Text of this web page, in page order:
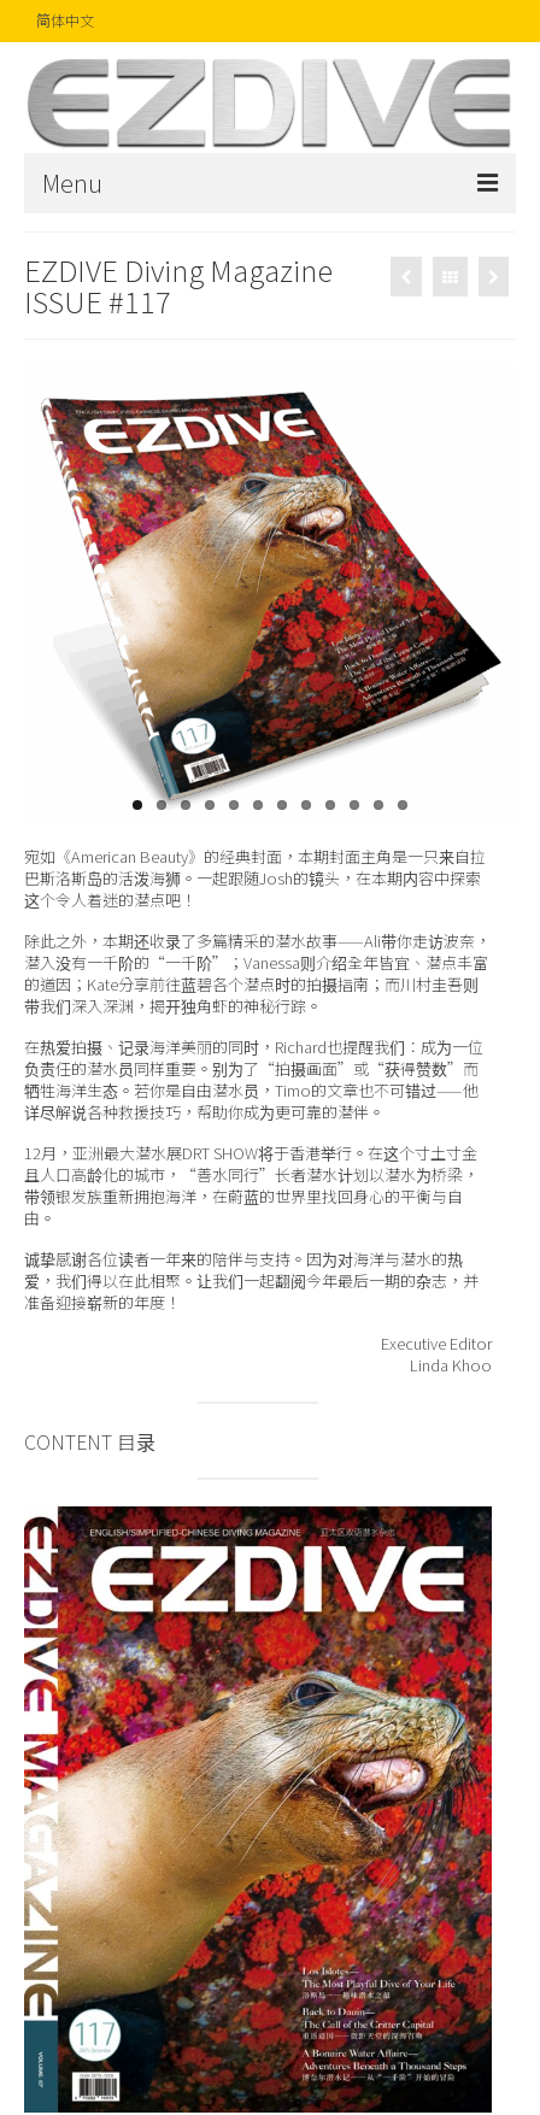
简体中文
Menu
杂志
精品
摄影比赛
话题焦点
关于我们
EZDIVE Diving Magazine
ISSUE #117
宛如《American Beauty》的经典封面，本期封面主角是一只来自拉
巴斯洛斯岛的活泼海狮。一起跟随Josh的镜头，在本期内容中探索
这个令人着迷的潜点吧！
除此之外，本期还收录了多篇精采的潜水故事——Ali带你走访波奈，
潜入没有一千阶的“一千阶”；Vanessa则介绍全年皆宜、潜点丰富
的道因；Kate分享前往蓝碧各个潜点时的拍摄指南；而川村圭吾则
带我们深入深渊，揭开独角虾的神秘行踪。
在热爱拍摄、记录海洋美丽的同时，Richard也提醒我们：成为一位
负责任的潜水员同样重要。别为了“拍摄画面”或“获得赞数”而
牺牲海洋生态。若你是自由潜水员，Timo的文章也不可错过——他
详尽解说各种救援技巧，帮助你成为更可靠的潜伴。
12月，亚洲最大潜水展DRT SHOW将于香港举行。在这个寸土寸金
且人口高龄化的城市，“善水同行”长者潜水计划以潜水为桥梁，
带领银发族重新拥抱海洋，在蔚蓝的世界里找回身心的平衡与自
由。
诚挚感谢各位读者一年来的陪伴与支持。因为对海洋与潜水的热
爱，我们得以在此相聚。让我们一起翻阅今年最后一期的杂志，并
准备迎接崭新的年度！
Executive Editor
Linda Khoo
CONTENT 目录